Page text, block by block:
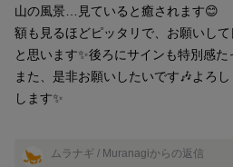
山の風景…見ていると癒されます😊
額も見るほどピッタリで、お願いして
と思います✨後ろにサインも特別感
また、是非お願いしたいです🎶よろ
します✨
ムラナギ / Muranagiからの返信